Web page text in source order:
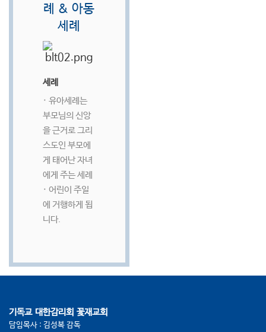
례 & 아동
세례
세례
· 유아세례는
부모님의 신앙
을 근거로 그리
스도인 부모에
게 태어난 자녀
에게 주는 세례
· 어린이 주일
에 거행하게 됩
니다.
기독교 대한감리회 꽃재교회
담임목사 : 김성복 감독